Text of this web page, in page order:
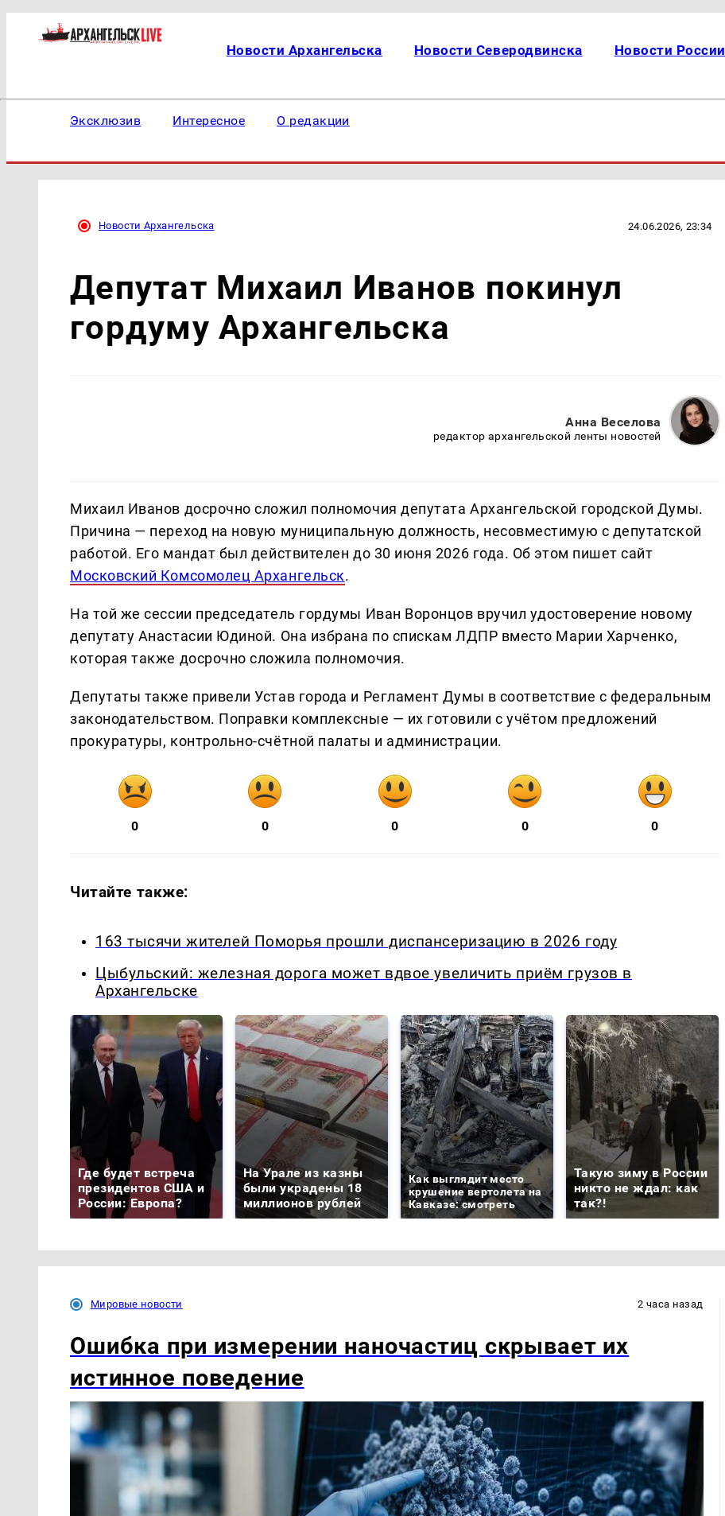
Новости Архангельска Новости Северодвинска Новости России
Эксклюзив Интересное О редакции
Новости Архангельска 24.06.2026, 23:34
Депутат Михаил Иванов покинул
гордуму Архангельска
Анна Веселова
редактор архангельской ленты новостей
Михаил Иванов досрочно сложил полномочия депутата Архангельской городской Думы.
Причина — переход на новую муниципальную должность, несовместимую с депутатской
работой. Его мандат был действителен до 30 июня 2026 года. Об этом пишет сайт
Московский Комсомолец Архангельск.
На той же сессии председатель гордумы Иван Воронцов вручил удостоверение новому
депутату Анастасии Юдиной. Она избрана по спискам ЛДПР вместо Марии Харченко,
которая также досрочно сложила полномочия.
Депутаты также привели Устав города и Регламент Думы в соответствие с федеральным
законодательством. Поправки комплексные — их готовили с учётом предложений
прокуратуры, контрольно-счётной палаты и администрации.
0 0 0 0 0
Читайте также:
163 тысячи жителей Поморья прошли диспансеризацию в 2026 году
Цыбульский: железная дорога может вдвое увеличить приём грузов в
Архангельске
Где будет встреча
президентов США и
России: Европа?
На Урале из казны
были украдены 18
миллионов рублей
Как выглядит место
крушение вертолета на
Кавказе: смотреть
Такую зиму в России
никто не ждал: как
так?!
Мировые новости 2 часа назад
Ошибка при измерении наночастиц скрывает их
истинное поведение